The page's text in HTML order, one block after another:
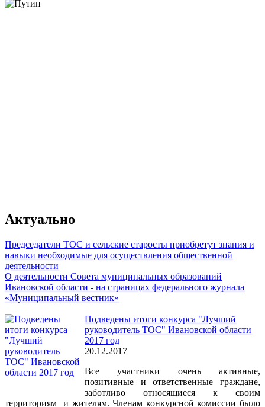
Владимир Путин
Актуально
Председатели ТОС и сельские старосты приобретут знания и
навыки необходимые для осуществления общественной
деятельности
О деятельности Совета муниципальных образований
Ивановской области - на страницах федерального журнала
«Муниципальный вестник»
Подведены итоги конкурса "Лучший
руководитель ТОС" Ивановской области
2017 год
20.12.2017
Все участники очень активные,
позитивные и ответственные граждане,
заботливо относящиеся к своим
территориям и жителям. Членам конкурсной комиссии было